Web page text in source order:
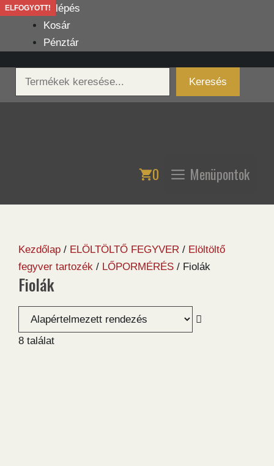
Kilépés
tartalomba
Belépés
Kosár
Pénztár
Keresés
Keresés
0 Menüpontok
Kezdőlap / ELÖLTÖLTŐ FEGYVER / Elöltöltő
fegyver tartozék / LŐPORMÉRÉS / Fiolák
Fiolák
8 találat
ELFOGYOTT!